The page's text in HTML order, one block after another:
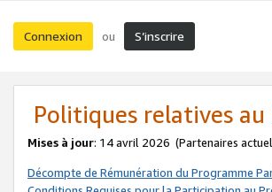
Connexion ou S’inscrire
Politiques relatives
Mises à jour: 14 avril 2026 (Partenaires
Décompte de Rémunération du Programme